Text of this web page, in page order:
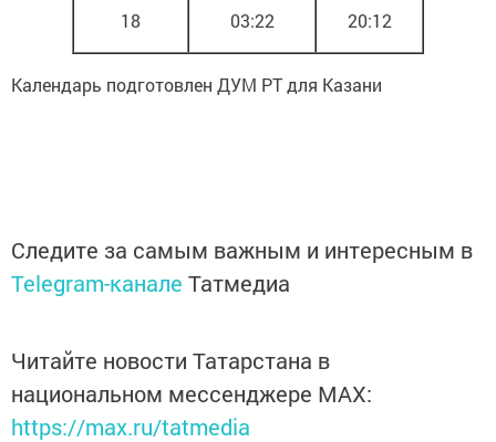
18 03:22 20:12
Календарь подготовлен ДУМ РТ для Казани
Следите за самым важным и интересным в
Telegram-канале Татмедиа
Читайте новости Татарстана в
национальном мессенджере MАХ:
https://max.ru/tatmedia